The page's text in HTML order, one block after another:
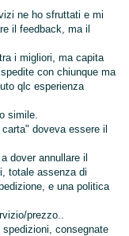
ne ho sfruttati e mi
il feedback, ma il
i migliori, ma capita
con chiunque ma
qlc esperienza
simile.
doveva essere il
dover annullare il
totale assenza di
e una politica
prezzo..
consegnate